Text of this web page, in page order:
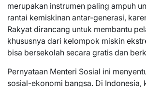
merupakan instrumen paling ampuh
rantai kemiskinan antar-generasi,
Rakyat dirancang untuk membantu
khususnya dari kelompok miskin
bisa bersekolah secara gratis dan
Pernyataan Menteri Sosial ini
sosial-ekonomi bangsa. Di Indonesia,